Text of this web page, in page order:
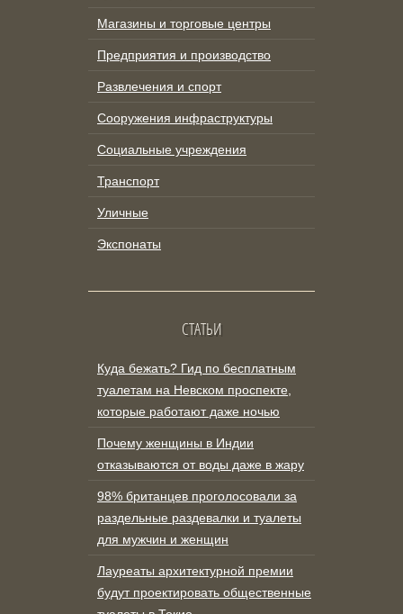
Магазины и торговые центры
Предприятия и производство
Развлечения и спорт
Сооружения инфраструктуры
Социальные учреждения
Транспорт
Уличные
Экспонаты
СТАТЬИ
Куда бежать? Гид по бесплатным
туалетам на Невском проспекте,
которые работают даже ночью
Почему женщины в Индии
отказываются от воды даже в жару
98% британцев проголосовали за
раздельные раздевалки и туалеты
для мужчин и женщин
Лауреаты архитектурной премии
будут проектировать общественные